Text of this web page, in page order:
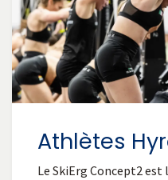
Athlètes
Le SkiErg Concept2